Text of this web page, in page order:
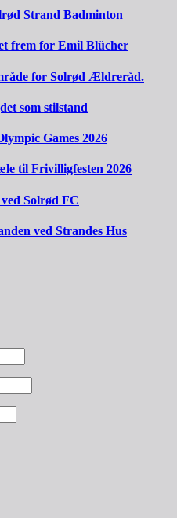
Strand Badminton
frem for Emil Blücher
for Solrød Ældreråd.
som stilstand
Games 2026
til Frivilligfesten 2026
Solrød FC
ved Strandes Hus